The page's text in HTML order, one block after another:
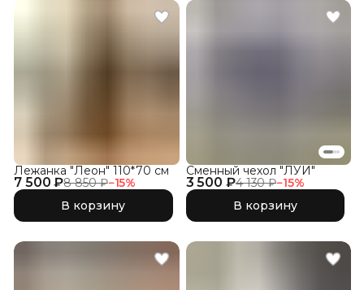
7 500 ₽8 850 ₽−15%
Лежанка "Леон" 110*70 см
В корзину
3 500 ₽4 130 ₽−15%
Сменный чехол "ЛУИ"
В корзину